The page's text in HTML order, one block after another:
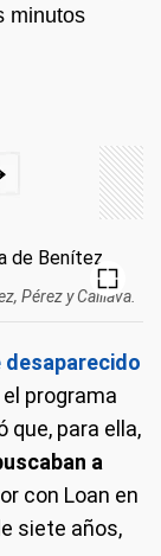
minutos
Pérez y Caillava.
desaparecido
programa
que, para ella,
a
con Loan en
siete años,